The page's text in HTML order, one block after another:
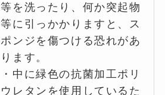
等を洗ったり、何か突起物
等に引っかかりますと、ス
ポンジを傷つける恐れがあ
ります。
・中に緑色の抗菌加工ポリ
ウレタンを使用しているた